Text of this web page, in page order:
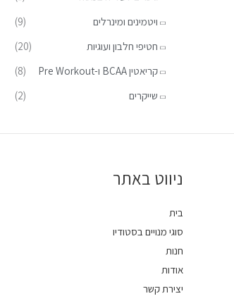
ויטמינים ומינרלים
(9)
חטיפי חלבון ועוגיות
(20)
קריאטין BCAA ו-Pre Workout
(8)
שייקרים
(2)
ניווט באתר
בית
סוגי מנויים בסטודיו
חנות
אודות
יצירת קשר